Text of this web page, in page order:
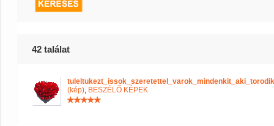
42 találat
(kép), BESZÉLŐ KÉPEK